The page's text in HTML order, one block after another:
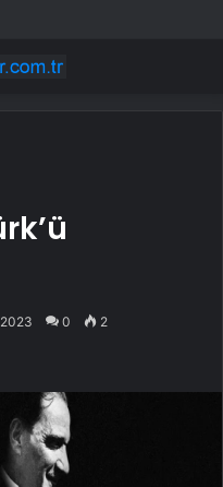
patır düşüyor
2023 0 2